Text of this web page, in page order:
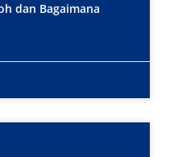
dan Bagaimana